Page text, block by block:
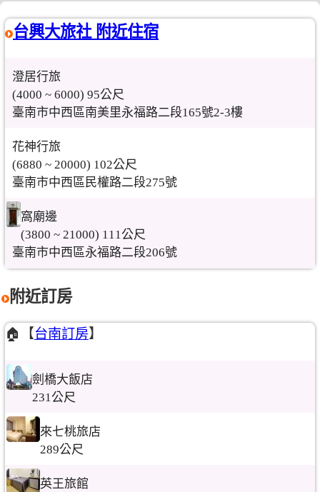
台興大旅社 附近住宿
澄居行旅
(4000 ~ 6000) 95公尺
臺南市中西區南美里永福路二段165號2-3樓
花神行旅
(6880 ~ 20000) 102公尺
臺南市中西區民權路二段275號
窩廟邊
(3800 ~ 21000) 111公尺
臺南市中西區永福路二段206號
附近訂房
🏠【台南訂房】
劍橋大飯店
231公尺
來七桃旅店
289公尺
英王旅館